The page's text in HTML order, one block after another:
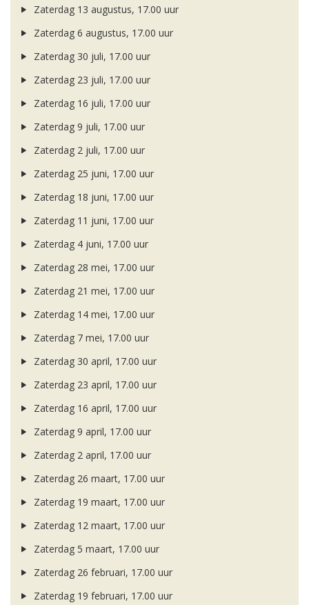
Zaterdag 13 augustus, 17.00 uur
Zaterdag 6 augustus, 17.00 uur
Zaterdag 30 juli, 17.00 uur
Zaterdag 23 juli, 17.00 uur
Zaterdag 16 juli, 17.00 uur
Zaterdag 9 juli, 17.00 uur
Zaterdag 2 juli, 17.00 uur
Zaterdag 25 juni, 17.00 uur
Zaterdag 18 juni, 17.00 uur
Zaterdag 11 juni, 17.00 uur
Zaterdag 4 juni, 17.00 uur
Zaterdag 28 mei, 17.00 uur
Zaterdag 21 mei, 17.00 uur
Zaterdag 14 mei, 17.00 uur
Zaterdag 7 mei, 17.00 uur
Zaterdag 30 april, 17.00 uur
Zaterdag 23 april, 17.00 uur
Zaterdag 16 april, 17.00 uur
Zaterdag 9 april, 17.00 uur
Zaterdag 2 april, 17.00 uur
Zaterdag 26 maart, 17.00 uur
Zaterdag 19 maart, 17.00 uur
Zaterdag 12 maart, 17.00 uur
Zaterdag 5 maart, 17.00 uur
Zaterdag 26 februari, 17.00 uur
Zaterdag 19 februari, 17.00 uur